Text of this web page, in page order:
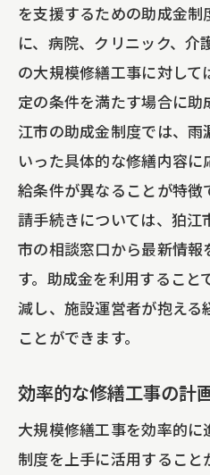
を支援するための助成金制
に、病院、クリニック、介
の大規模修繕工事に対し
定の条件を満たす場合に助
江市の助成金制度では、
いった具体的な修繕内容
給条件が異なることが特徴
請手続きについては、狛江
市の相談窓口から最新情
す。助成金を利用すること
減し、施設運営者が抱える
ことができます。
効率的な修繕工事の計
大規模修繕工事を効率的
制度を上手に活用すること